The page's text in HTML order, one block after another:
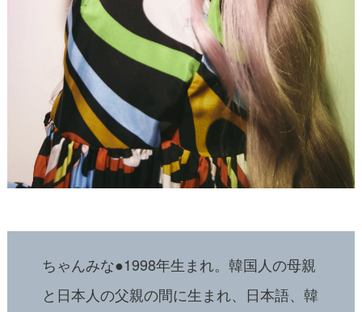
ちゃんみな●1998年生まれ。韓国人の母親
と日本人の父親の間に生まれ、日本語、韓